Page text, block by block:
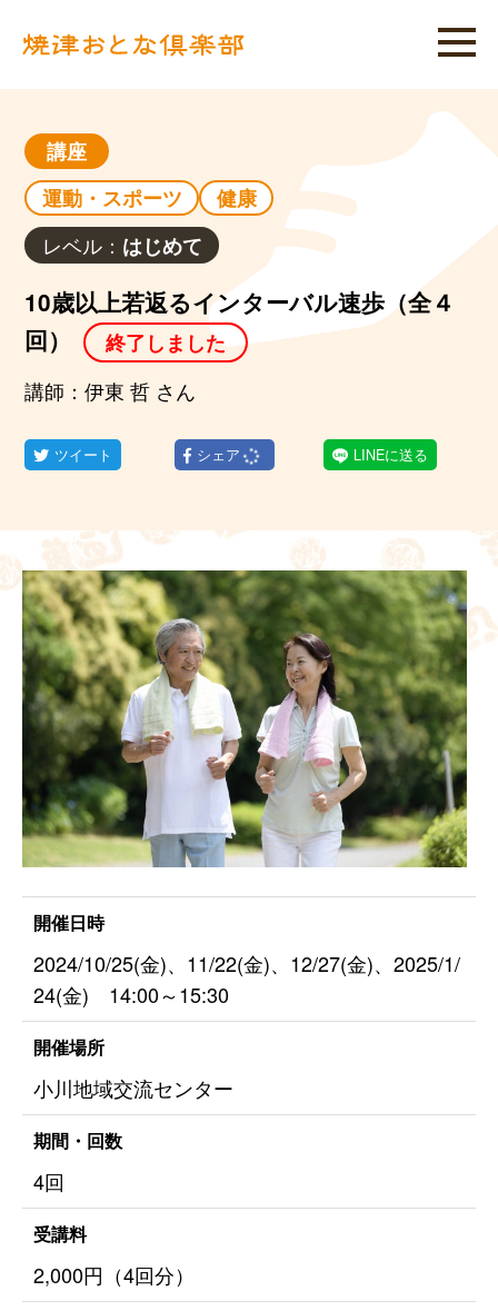
講座
運動・スポーツ
健康
レベル： はじめて
10歳以上若返るインターバル速歩（全４
回）
終了しました
講師：伊東 哲 さん
ツイート シェア LINEに送る
開催日時
2024/10/25(金)、11/22(金)、12/27(金)、2025/1/
24(金) 14:00～15:30
開催場所
小川地域交流センター
期間・回数
4回
受講料
2,000円（4回分）